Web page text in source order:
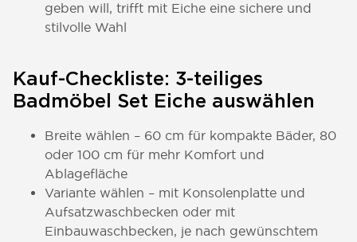
geben will, trifft mit Eiche eine sichere und
stilvolle Wahl
Kauf-Checkliste: 3-teiliges
Badmöbel Set Eiche auswählen
Breite wählen – 60 cm für kompakte Bäder, 80
oder 100 cm für mehr Komfort und
Ablagefläche
Variante wählen – mit Konsolenplatte und
Aufsatzwaschbecken oder mit
Einbauwaschbecken, je nach gewünschtem